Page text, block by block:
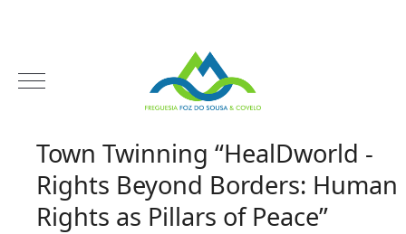
Town Twinning “HealDworld -
Rights Beyond Borders: Human
Rights as Pillars of Peace”